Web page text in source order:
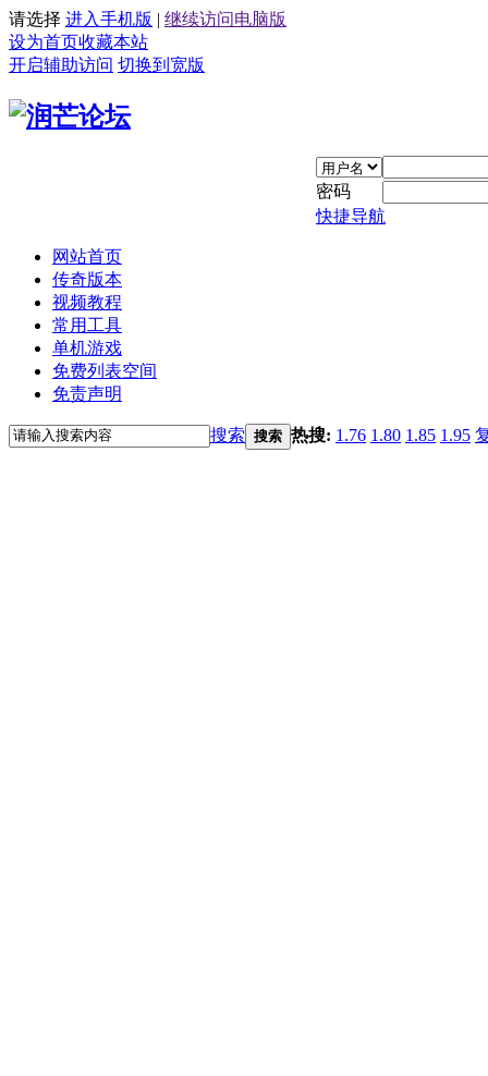
请选择 进入手机版 | 继续访问电脑版
设为首页收藏本站
开启辅助访问 切换到宽版
密码
快捷导航
网站首页
传奇版本
视频教程
常用工具
单机游戏
免费列表空间
免责声明
搜索 搜索 热搜: 1.76 1.80 1.85 1.95